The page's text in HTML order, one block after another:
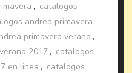
, catalogos
andrea primavera
primavera verano ,
2017 , catalogos
en linea , catalogos